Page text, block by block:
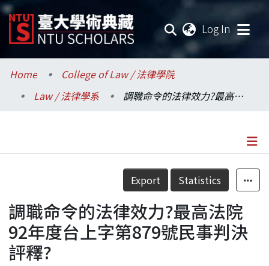
Log In
Communities & Collections
Research Outputs
Statistics
Home
College of Law / 法律學院
Law / 法律學系
調職命令的法律效力?最高法院92年度台上字第879號民事判決評釋?
Details
Export Statistics
調職命令的法律效力?最高法院
92年度台上字第879號民事判決
評釋?